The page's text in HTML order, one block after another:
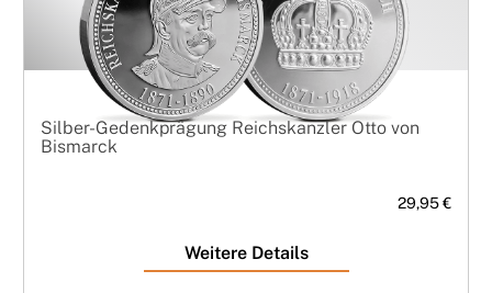
Silber-Gedenkprägung Reichskanzler Otto von
Bismarck
29,95 €
Weitere Details